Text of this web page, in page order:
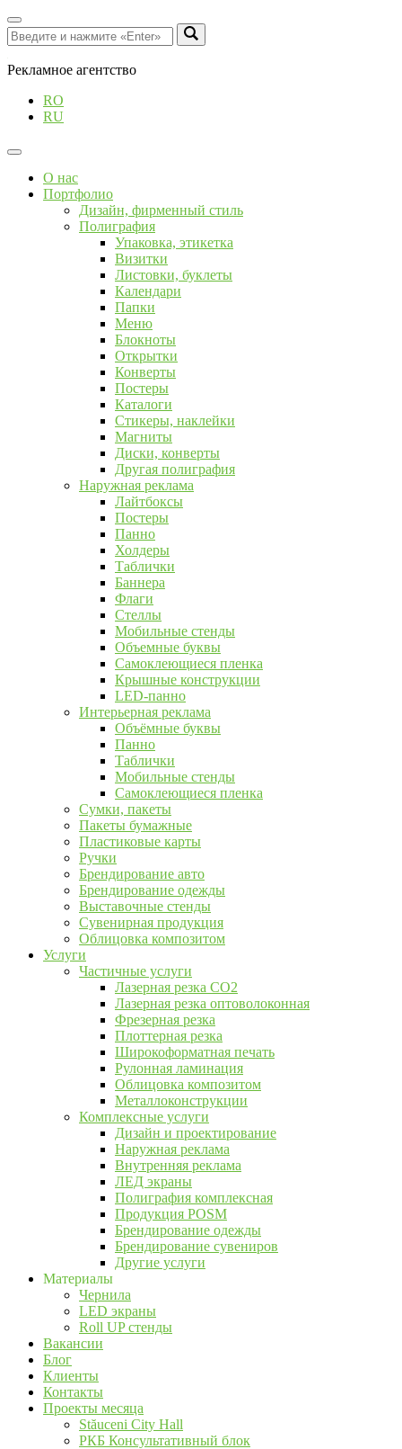
Рекламное агентство
RO
RU
О нас
Портфолио
Дизайн, фирменный стиль
Полиграфия
Упаковка, этикетка
Визитки
Листовки, буклеты
Календари
Папки
Меню
Блокноты
Открытки
Конверты
Постеры
Каталоги
Стикеры, наклейки
Магниты
Диски, конверты
Другая полиграфия
Наружная реклама
Лайтбоксы
Постеры
Панно
Холдеры
Таблички
Баннера
Флаги
Стеллы
Мобильные стенды
Объемные буквы
Самоклеющиеся пленка
Крышные конструкции
LED-панно
Интерьерная реклама
Объёмные буквы
Панно
Таблички
Мобильные стенды
Самоклеющиеся пленка
Сумки, пакеты
Пакеты бумажные
Пластиковые карты
Ручки
Брендирование авто
Брендирование одежды
Выставочные стенды
Сувенирная продукция
Облицовка композитом
Услуги
Частичные услуги
Лазерная резка CO2
Лазерная резка оптоволоконная
Фрезерная резка
Плоттерная резка
Широкоформатная печать
Рулонная ламинация
Облицовка композитом
Металлоконструкции
Комплексные услуги
Дизайн и проектирование
Наружная реклама
Внутренняя реклама
ЛЕД экраны
Полиграфия комплексная
Продукция POSM
Брендирование одежды
Брендирование сувениров
Другие услуги
Материалы
Чернила
LED экраны
Roll UP стенды
Вакансии
Блог
Клиенты
Контакты
Проекты месяца
Stăuceni City Hall
РКБ Консультативный блок